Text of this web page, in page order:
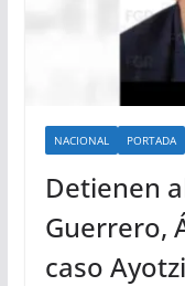
NACIONAL PORTADA
Detienen
Guerrero,
caso